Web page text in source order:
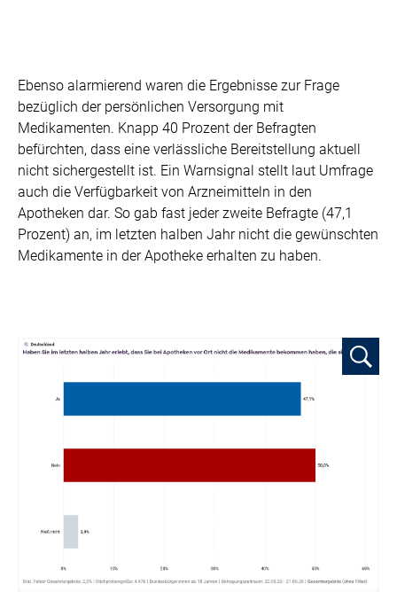
Ebenso alarmierend waren die Ergebnisse zur Frage
bezüglich der persönlichen Versorgung mit
Medikamenten. Knapp 40 Prozent der Befragten
befürchten, dass eine verlässliche Bereitstellung aktuell
nicht sichergestellt ist. Ein Warnsignal stellt laut Umfrage
auch die Verfügbarkeit von Arzneimitteln in den
Apotheken dar. So gab fast jeder zweite Befragte (47,1
Prozent) an, im letzten halben Jahr nicht die gewünschten
Medikamente in der Apotheke erhalten zu haben.